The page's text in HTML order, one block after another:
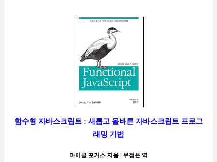
함수형 자바스크립트 : 새롭고 올바른 자바스크립트 프로그
래밍 기법
마이클 포거스 지음 | 우정은 역